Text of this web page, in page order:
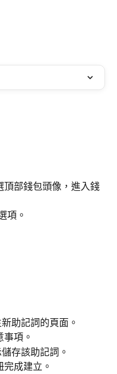
部錢包頭像，進入錢
項。
助記詞的頁面。
項。
存該助記詞。
成建立。